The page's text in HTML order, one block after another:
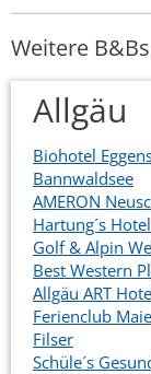
Weitere
Allgäu
Biohotel
Bannwaldsee
AMERON
Hartung´s
Golf & Alpin
Best Western
Allgäu ART
Ferienclub
Filser
Schüle´s